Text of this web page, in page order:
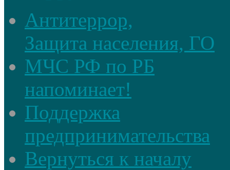
Антитеррор,
Защита населения, ГО
МЧС РФ по РБ
напоминает!
Поддержка
предпринимательства
Вернуться к началу